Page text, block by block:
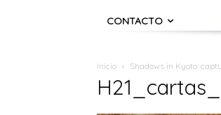
CONTACTO
Inicio Shadows in Kyoto: